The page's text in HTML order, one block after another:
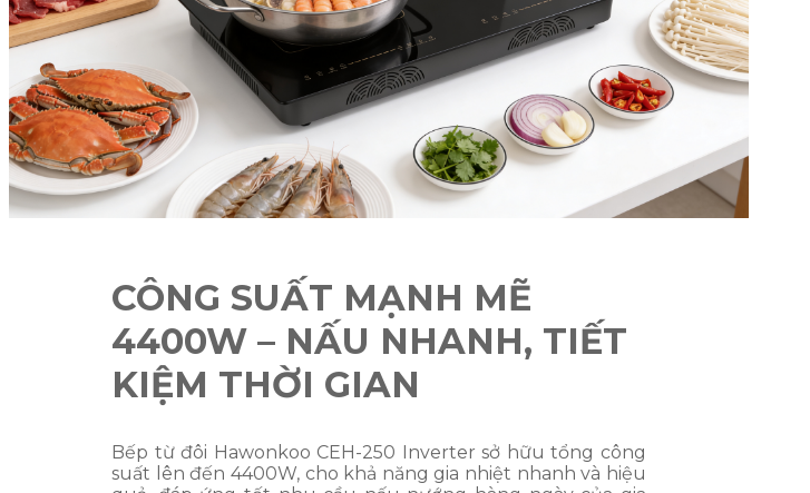
CÔNG SUẤT MẠNH MẼ
4400W – NẤU NHANH, TIẾT
KIỆM THỜI GIAN
Bếp từ đôi Hawonkoo CEH-250 Inverter sở hữu tổng công
suất lên đến 4400W, cho khả năng gia nhiệt nhanh và hiệu